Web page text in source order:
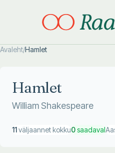
Avaleht/Hamlet
Hamlet
William Shakespeare
11väljaannet kokku0saadaval